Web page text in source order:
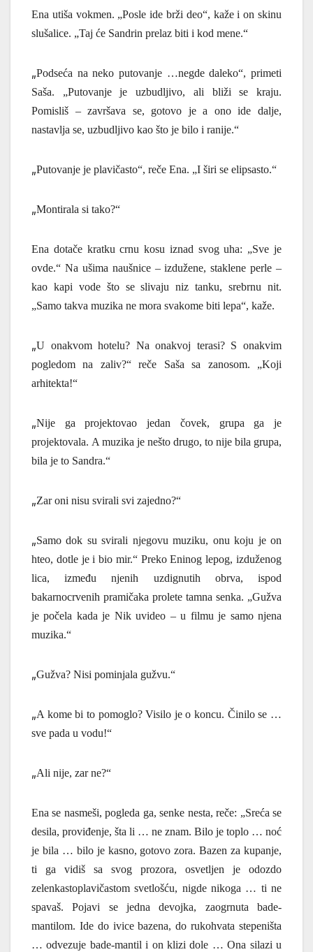
Ena utiša vokmen. „Posle ide brži deo“, kaže i on skinu
slušalice. „Taj će Sandrin prelaz biti i kod mene.“
„Podseća na neko putovanje …negde daleko“, primeti
Saša. „Putovanje je uzbudljivo, ali bliži se kraju.
Pomisliš – završava se, gotovo je a ono ide dalje,
nastavlja se, uzbudljivo kao što je bilo i ranije.“
„Putovanje je plavičasto“, reče Ena. „I širi se elipsasto.“
„Montirala si tako?“
Ena dotače kratku crnu kosu iznad svog uha: „Sve je
ovde.“ Na ušima naušnice – izdužene, staklene perle –
kao kapi vode što se slivaju niz tanku, srebrnu nit.
„Samo takva muzika ne mora svakome biti lepa“, kaže.
„U onakvom hotelu? Na onakvoj terasi? S onakvim
pogledom na zaliv?“ reče Saša sa zanosom. „Koji
arhitekta!“
„Nije ga projektovao jedan čovek, grupa ga je
projektovala. A muzika je nešto drugo, to nije bila grupa,
bila je to Sandra.“
„Zar oni nisu svirali svi zajedno?“
„Samo dok su svirali njegovu muziku, onu koju je on
hteo, dotle je i bio mir.“ Preko Eninog lepog, izduženog
lica, između njenih uzdignutih obrva, ispod
bakarnocrvenih pramičaka prolete tamna senka. „Gužva
je počela kada je Nik uvideo – u filmu je samo njena
muzika.“
„Gužva? Nisi pominjala gužvu.“
„A kome bi to pomoglo? Visilo je o koncu. Činilo se …
sve pada u vodu!“
„Ali nije, zar ne?“
Ena se nasmeši, pogleda ga, senke nesta, reče: „Sreća se
desila, proviđenje, šta li … ne znam. Bilo je toplo … noć
je bila … bilo je kasno, gotovo zora. Bazen za kupanje,
ti ga vidiš sa svog prozora, osvetljen je odozdo
zelenkastoplavičastom svetlošću, nigde nikoga … ti ne
spavaš. Pojavi se jedna devojka, zaogrnuta bade-
mantilom. Ide do ivice bazena, do rukohvata stepeništa
… odvezuje bade-mantil i on klizi dole … Ona silazi u